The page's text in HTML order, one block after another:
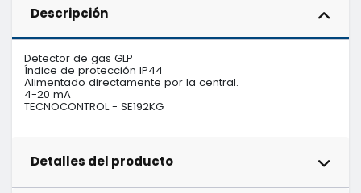
Descripción
Detector de gas GLP
Índice de protección IP44
Alimentado directamente por la central.
4-20 mA
TECNOCONTROL - SE192KG
Detalles del producto